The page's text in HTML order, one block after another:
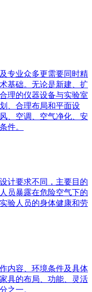
专业众多更需要同时精
基础。无论是新建、扩
理的仪器设备与实验室
、合理布局和平面设
、空调、空气净化、安
件。
计要求不同，主要目的
员暴露在危险空气下的
验人员的身体健康和劳
内容、环境条件及具体
具的布局、功能、灵活
之一。